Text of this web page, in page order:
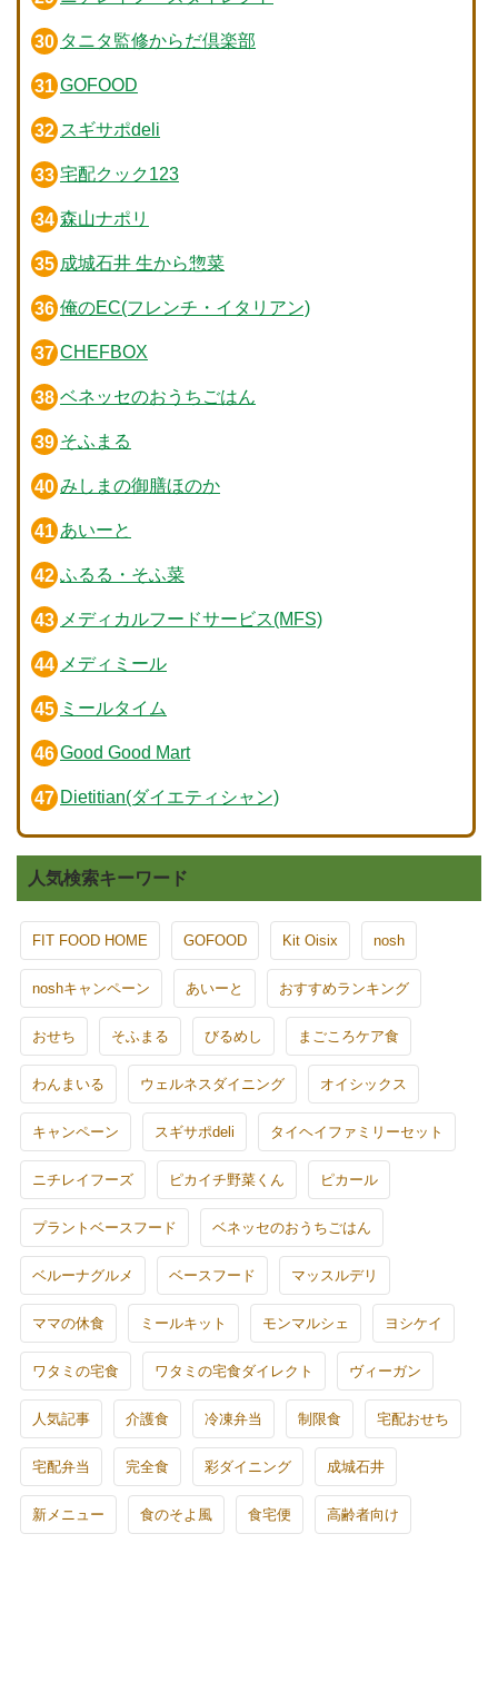
タニタ監修からだ倶楽部
GOFOOD
スギサポdeli
宅配クック123
森山ナポリ
成城石井 生から惣菜
俺のEC(フレンチ・イタリアン)
CHEFBOX
ベネッセのおうちごはん
そふまる
みしまの御膳ほのか
あいーと
ふるる・そふ菜
メディカルフードサービス(MFS)
メディミール
ミールタイム
Good Good Mart
Dietitian(ダイエティシャン)
人気検索キーワード
FIT FOOD HOME GOFOOD Kit Oisix nosh
noshキャンペーン あいーと おすすめランキング
おせち そふまる びるめし まごころケア食
わんまいる ウェルネスダイニング オイシックス
キャンペーン スギサポdeli タイヘイファミリーセット
ニチレイフーズ ピカイチ野菜くん ピカール
プラントベースフード ベネッセのおうちごはん
ベルーナグルメ ベースフード マッスルデリ
ママの休食 ミールキット モンマルシェ ヨシケイ
ワタミの宅食 ワタミの宅食ダイレクト ヴィーガン
人気記事 介護食 冷凍弁当 制限食 宅配おせち
宅配弁当 完全食 彩ダイニング 成城石井
新メニュー 食のそよ風 食宅便 高齢者向け